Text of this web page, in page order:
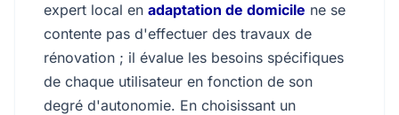
expert local en adaptation de domicile ne se
contente pas d'effectuer des travaux de
rénovation ; il évalue les besoins spécifiques
de chaque utilisateur en fonction de son
degré d'autonomie. En choisissant un